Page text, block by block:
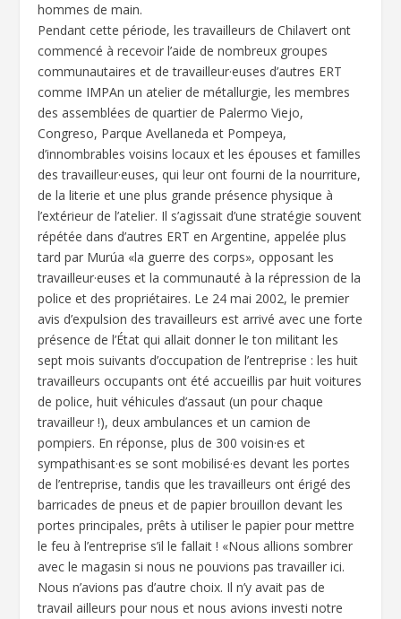
hommes de main.
Pendant cette période, les travailleurs de Chilavert ont
commencé à recevoir l’aide de nombreux groupes
communautaires et de travailleur·euses d’autres ERT
comme IMPAn un atelier de métallurgie, les membres
des assemblées de quartier de Palermo Viejo,
Congreso, Parque Avellaneda et Pompeya,
d’innombrables voisins locaux et les épouses et familles
des travailleur·euses, qui leur ont fourni de la nourriture,
de la literie et une plus grande présence physique à
l’extérieur de l’atelier. Il s’agissait d’une stratégie souvent
répétée dans d’autres ERT en Argentine, appelée plus
tard par Murúa «la guerre des corps», opposant les
travailleur·euses et la communauté à la répression de la
police et des propriétaires. Le 24 mai 2002, le premier
avis d’expulsion des travailleurs est arrivé avec une forte
présence de l’État qui allait donner le ton militant les
sept mois suivants d’occupation de l’entreprise : les huit
travailleurs occupants ont été accueillis par huit voitures
de police, huit véhicules d’assaut (un pour chaque
travailleur !), deux ambulances et un camion de
pompiers. En réponse, plus de 300 voisin·es et
sympathisant·es se sont mobilisé·es devant les portes
de l’entreprise, tandis que les travailleurs ont érigé des
barricades de pneus et de papier brouillon devant les
portes principales, prêts à utiliser le papier pour mettre
le feu à l’entreprise s’il le fallait ! «Nous allions sombrer
avec le magasin si nous ne pouvions pas travailler ici.
Nous n’avions pas d’autre choix. Il n’y avait pas de
travail ailleurs pour nous et nous avions investi notre